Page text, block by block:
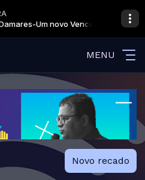
da madrugada
Um novo Vencedor
MENU
Novo recado